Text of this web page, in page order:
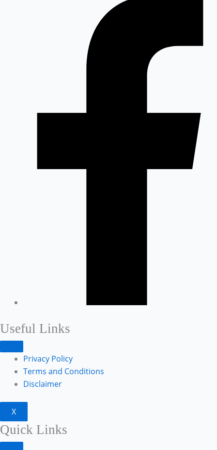
Useful Links
Privacy Policy
Terms and Conditions
Disclaimer
X
Quick Links